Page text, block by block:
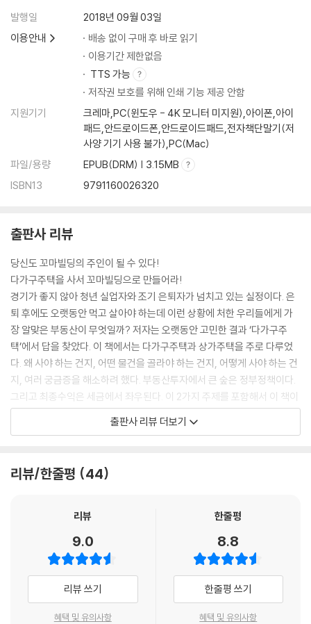
문재인시대의 부동산정책, 그 핵심을 이해해야 한다
똘똘한 집 한 채에 집중해야 한다
돈 나오는 부동산은 바람에 흔들리지 않는다
1가구 2주택 이상이면 장기임대사업자가 되자
다주택자가 법인사업자로 등록하면 어떨까?
발행일
2018년 09월 03일
이용안내
배송 없이 구매 후 바로 읽기
이용기간 제한없음
TTS 가능
저작권 보호를 위해 인쇄 기능 제공 안함
지원기기
크레마,PC(윈도우 - 4K 모니터 미지원),아이폰,아이
패드,안드로이드폰,안드로이드패드,전자책단말기(저
사양 기기 사용 불가),PC(Mac)
파일/용량
EPUB(DRM) | 3.15MB
ISBN13
9791160026320
출판사 리뷰
당신도 꼬마빌딩의 주인이 될 수 있다!
다가구주택을 사서 꼬마빌딩으로 만들어라!
경기가 좋지 않아 청년 실업자와 조기 은퇴자가 넘치고 있는 실정이다. 은
퇴 후에도 오랫동안 먹고 살아야 하는데 이런 상황에 처한 우리들에게 가
장 알맞은 부동산이 무엇일까? 저자는 오랫동안 고민한 결과 ‘다가구주
택’에서 답을 찾았다. 이 책에서는 다가구주택과 상가주택을 주로 다루었
다. 왜 사야 하는 건지, 어떤 물건을 골라야 하는 건지, 어떻게 사야 하는 건
지, 여러 궁금증을 해소하려 했다. 부동산투자에서 큰 숲은 정부정책이다.
그리고 최종수익은 세금에서 좌우된다. 이 2가지 주제를 포함해서 이 책이
독자에게 전하는 주된 메시지를 한마디로 표현하면 ‘돈 나오는 집에 살아
라’이다. 돈이 나오는 집에서 사는 집에서 살려면 아파트보다는 다가구주
종 세금 혜택을 누리려면, 주거와 수익을 함께 누릴 수 있는 상품인 ‘다가구
온전히 누릴 수 있는 집에 투자하라고 하는 것이 이 책의 핵심 메시지이다.
에는 집을 장만한다고 하면 대부분 ‘아파트’다. 하지만 저자는 다른 종류의
‘집’을 감히 이 책에서 이야기한다. 그것은 바로 ‘내가 살면서 임대수익을
누리는 다가구주택’, 즉 ‘돈 나오는 집’이다. ‘돈 나오는 집’이란 내가 사는 공
간과 다른 공간이 있는 집을 말한다. 그것만 충족할 수 있다면 주택도 좋고,
상가라도 무방하다. 주택으로만 구성되었으면 ‘다가구주택’이고, 상가와
출판사 리뷰 더보기
리뷰/한줄평 44
리뷰
9.0
리뷰 쓰기
혜택 및 유의사항
한줄평
8.8
한줄평 쓰기
혜택 및 유의사항